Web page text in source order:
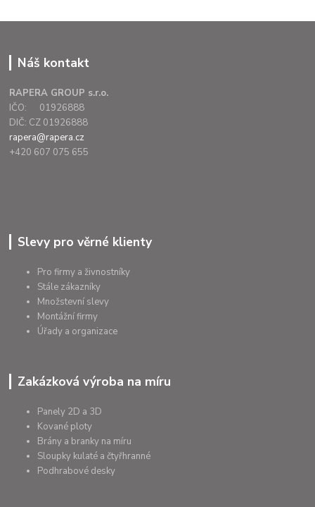
Náš kontakt
RAPERA GROUP s.r.o.
IČO: 01926888
DIČ: CZ 01926888
rapera@rapera.cz
+420 607 075 655
Slevy pro věrné klienty
Pro firmy a živnostníky
Stále zákazníky
Množstevní slevy
Montážní firmy
Úřady a organizace
Zakázková výroba na míru
Panely 2D a 3D
Kované ploty
Brány a branky na míru
Sloupky kulaté a čtyřhranné
Podhrabové desky